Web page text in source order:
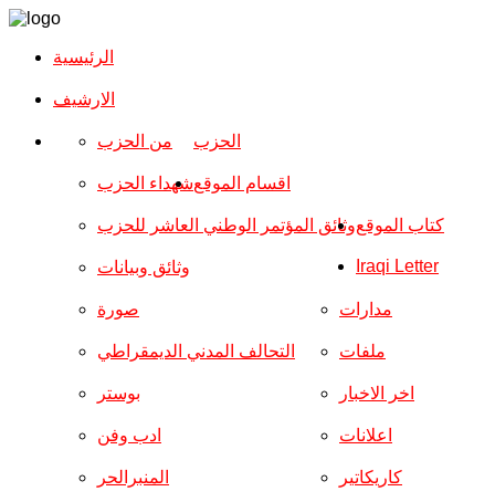
الرئيسية
الارشیف
الحزب من الحزب
شهداء الحزب
وثائق المؤتمر الوطني العاشر للحزب
وثائق وبيانات
اقسام الموقع
صورة
التحالف المدني الديمقراطي
بوستر
ادب وفن
المنبرالحر
مدارات
ملفات
اخر الاخبار
اعلانات
كاريكاتير
كتاب الموقع
Iraqi Letter